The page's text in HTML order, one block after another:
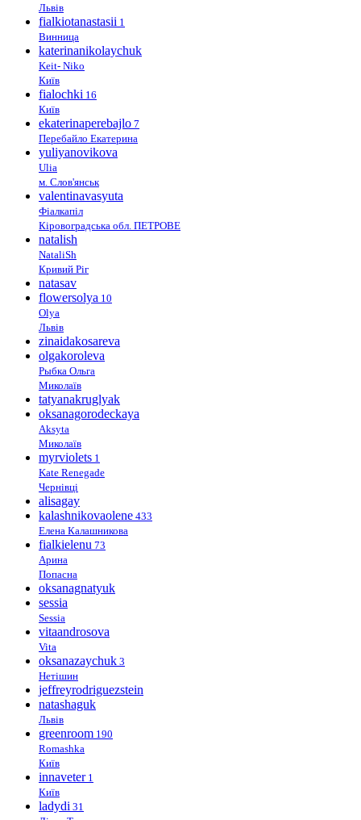
Львів
fialkiotanastasii 1
Винница
katerinanikolaychuk
Keit- Niko
Київ
fialochki 16
Київ
ekaterinaperebajlo 7
Перебайло Екатерина
yuliyanovikova
Ulia
м. Слов'янськ
valentinavasyuta
Фіалкапіл
Кіровоградська обл. ПЕТРОВЕ
natalish
NataliSh
Кривий Ріг
natasav
flowersolya 10
Olya
Львів
zinaidakosareva
olgakoroleva
Рыбка Ольга
Миколаїв
tatyanakruglyak
oksanagorodeckaya
Aksyta
Миколаїв
myrviolets 1
Kate Renegade
Чернівці
alisagay
kalashnikovaolene 433
Елена Калашникова
fialkielenu 73
Арина
Попасна
oksanagnatyuk
sessia
Sessia
vitaandrosova
Vita
oksanazaychuk 3
Нетішин
jeffreyrodriguezstein
natashaguk
Львів
greenroom 190
Romashka
Київ
innaveter 1
Київ
ladydi 31